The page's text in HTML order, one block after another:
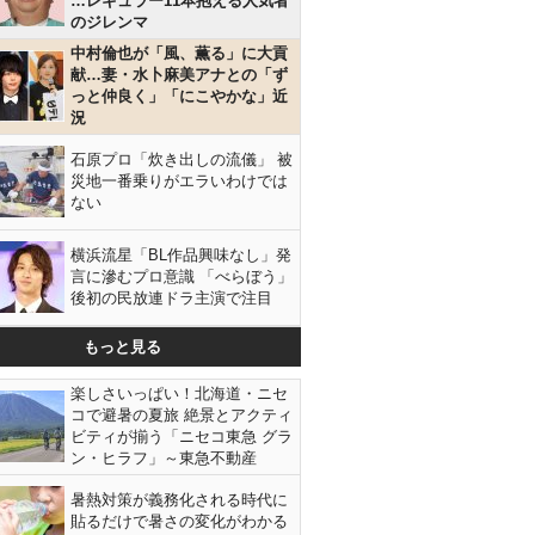
のジレンマ
中村倫也が「風、薫る」に大貢
献…妻・水卜麻美アナとの「ず
っと仲良く」「にこやかな」近
況
石原プロ「炊き出しの流儀」 被
災地一番乗りがエラいわけでは
ない
横浜流星「BL作品興味なし」発
言に滲むプロ意識 「べらぼう」
後初の民放連ドラ主演で注目
もっと見る
楽しさいっぱい！北海道・ニセ
コで避暑の夏旅 絶景とアクティ
ビティが揃う「ニセコ東急 グラ
ン・ヒラフ」～東急不動産
暑熱対策が義務化される時代に
貼るだけで暑さの変化がわかる